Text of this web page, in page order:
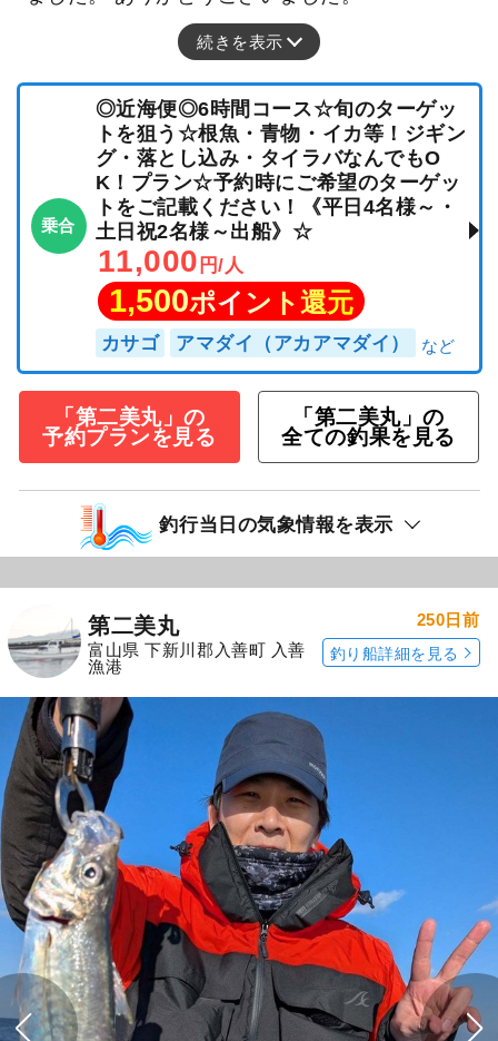
続きを表示
乗合
◎近海便◎6時間コース☆旬のターゲッ
トを狙う☆根魚・青物・イカ等！ジギン
グ・落とし込み・タイラバなんでもO
K！プラン☆予約時にご希望のターゲッ
トをご記載ください！《平日4名様～・
土日祝2名様～出船》☆
11,000 円/人
1,500ポイント還元
カサゴ アマダイ（アカアマダイ）
「第二美丸」の
予約プランを見る
「第二美丸」の
全ての釣果を見る
釣行当日の気象情報を表示
第二美丸
富山県 下新川郡入善町 入善
漁港
250日前
釣り船詳細を見る